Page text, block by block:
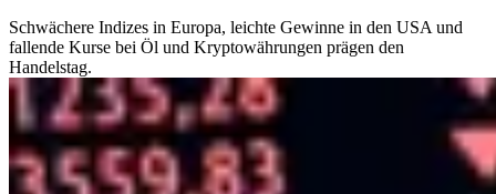
Schwächere Indizes in Europa, leichte Gewinne in den USA und
fallende Kurse bei Öl und Kryptowährungen prägen den
Handelstag.